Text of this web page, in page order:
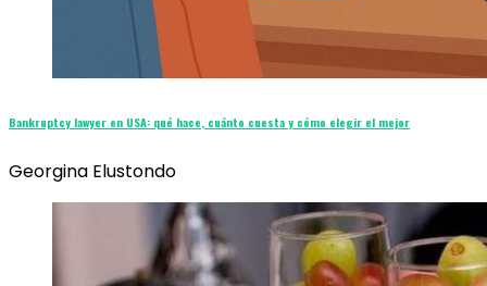
Bankruptcy lawyer en USA: qué hace, cuánto cuesta y cómo elegir el mejor
Georgina Elustondo